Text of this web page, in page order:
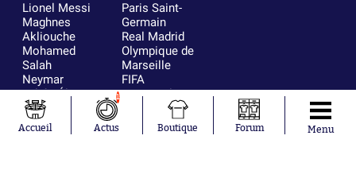
Lionel Messi
Maghnes
Akliouche
Mohamed
Salah
Neymar
Julián Álvarez
Ferrán Torres
Kilian Corredor
Paris Saint-
Germain
Real Madrid
Olympique de
Marseille
FIFA
FC Barcelone
Argentine
Olympique
lyonnais
Accueil
1
Actus Boutique Forum Menu